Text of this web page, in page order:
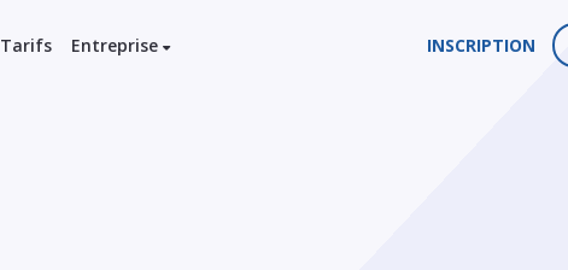
Tarifs Entreprise INSCRIPTION